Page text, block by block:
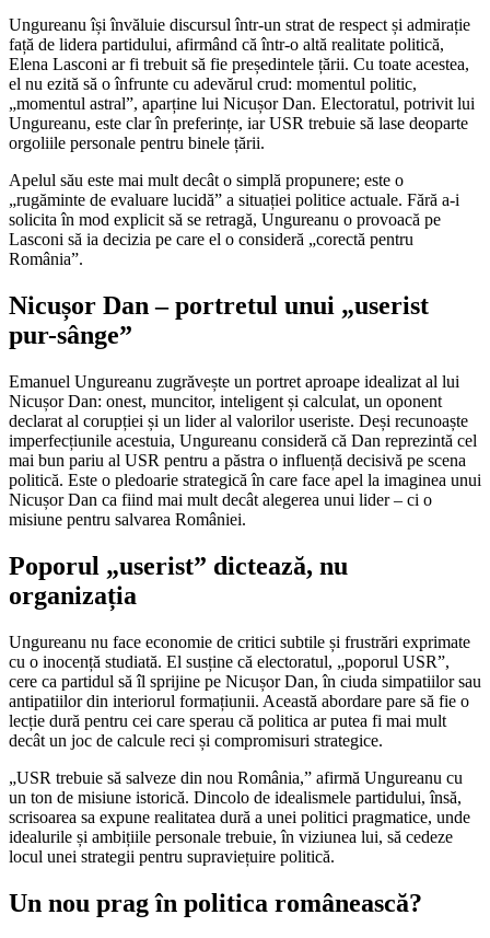
Ungureanu își învăluie discursul într-un strat de respect și admirație
față de lidera partidului, afirmând că într-o altă realitate politică,
Elena Lasconi ar fi trebuit să fie președintele țării. Cu toate acestea,
el nu ezită să o înfrunte cu adevărul crud: momentul politic,
„momentul astral”, aparține lui Nicușor Dan. Electoratul, potrivit lui
Ungureanu, este clar în preferințe, iar USR trebuie să lase deoparte
orgoliile personale pentru binele țării.
Apelul său este mai mult decât o simplă propunere; este o
„rugăminte de evaluare lucidă” a situației politice actuale. Fără a-i
solicita în mod explicit să se retragă, Ungureanu o provoacă pe
Lasconi să ia decizia pe care el o consideră „corectă pentru
România”.
Nicușor Dan – portretul unui „userist
pur-sânge”
Emanuel Ungureanu zugrăvește un portret aproape idealizat al lui
Nicușor Dan: onest, muncitor, inteligent și calculat, un oponent
declarat al corupției și un lider al valorilor useriste. Deși recunoaște
imperfecțiunile acestuia, Ungureanu consideră că Dan reprezintă cel
mai bun pariu al USR pentru a păstra o influență decisivă pe scena
politică. Este o pledoarie strategică în care face apel la imaginea unui
Nicușor Dan ca fiind mai mult decât alegerea unui lider – ci o
misiune pentru salvarea României.
Poporul „userist” dictează, nu
organizația
Ungureanu nu face economie de critici subtile și frustrări exprimate
cu o inocență studiată. El susține că electoratul, „poporul USR”,
cere ca partidul să îl sprijine pe Nicușor Dan, în ciuda simpatiilor sau
antipatiilor din interiorul formațiunii. Această abordare pare să fie o
lecție dură pentru cei care sperau că politica ar putea fi mai mult
decât un joc de calcule reci și compromisuri strategice.
„USR trebuie să salveze din nou România,” afirmă Ungureanu cu
un ton de misiune istorică. Dincolo de idealismele partidului, însă,
scrisoarea sa expune realitatea dură a unei politici pragmatice, unde
idealurile și ambițiile personale trebuie, în viziunea lui, să cedeze
locul unei strategii pentru supraviețuire politică.
Un nou prag în politica românească?